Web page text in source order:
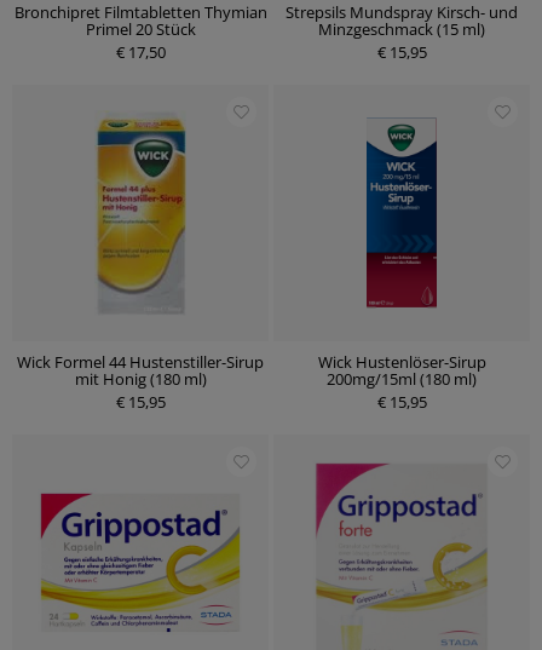
Bronchipret Filmtabletten Thymian
Primel 20 Stück
€ 17,50
Strepsils Mundspray Kirsch- und
Minzgeschmack (15 ml)
€ 15,95
Wick Formel 44 Hustenstiller-Sirup
mit Honig (180 ml)
€ 15,95
Wick Hustenlöser-Sirup
200mg/15ml (180 ml)
€ 15,95